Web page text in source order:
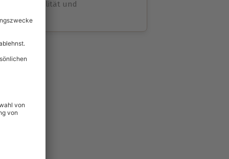
volle Flexibilität und
& verlängerbar.